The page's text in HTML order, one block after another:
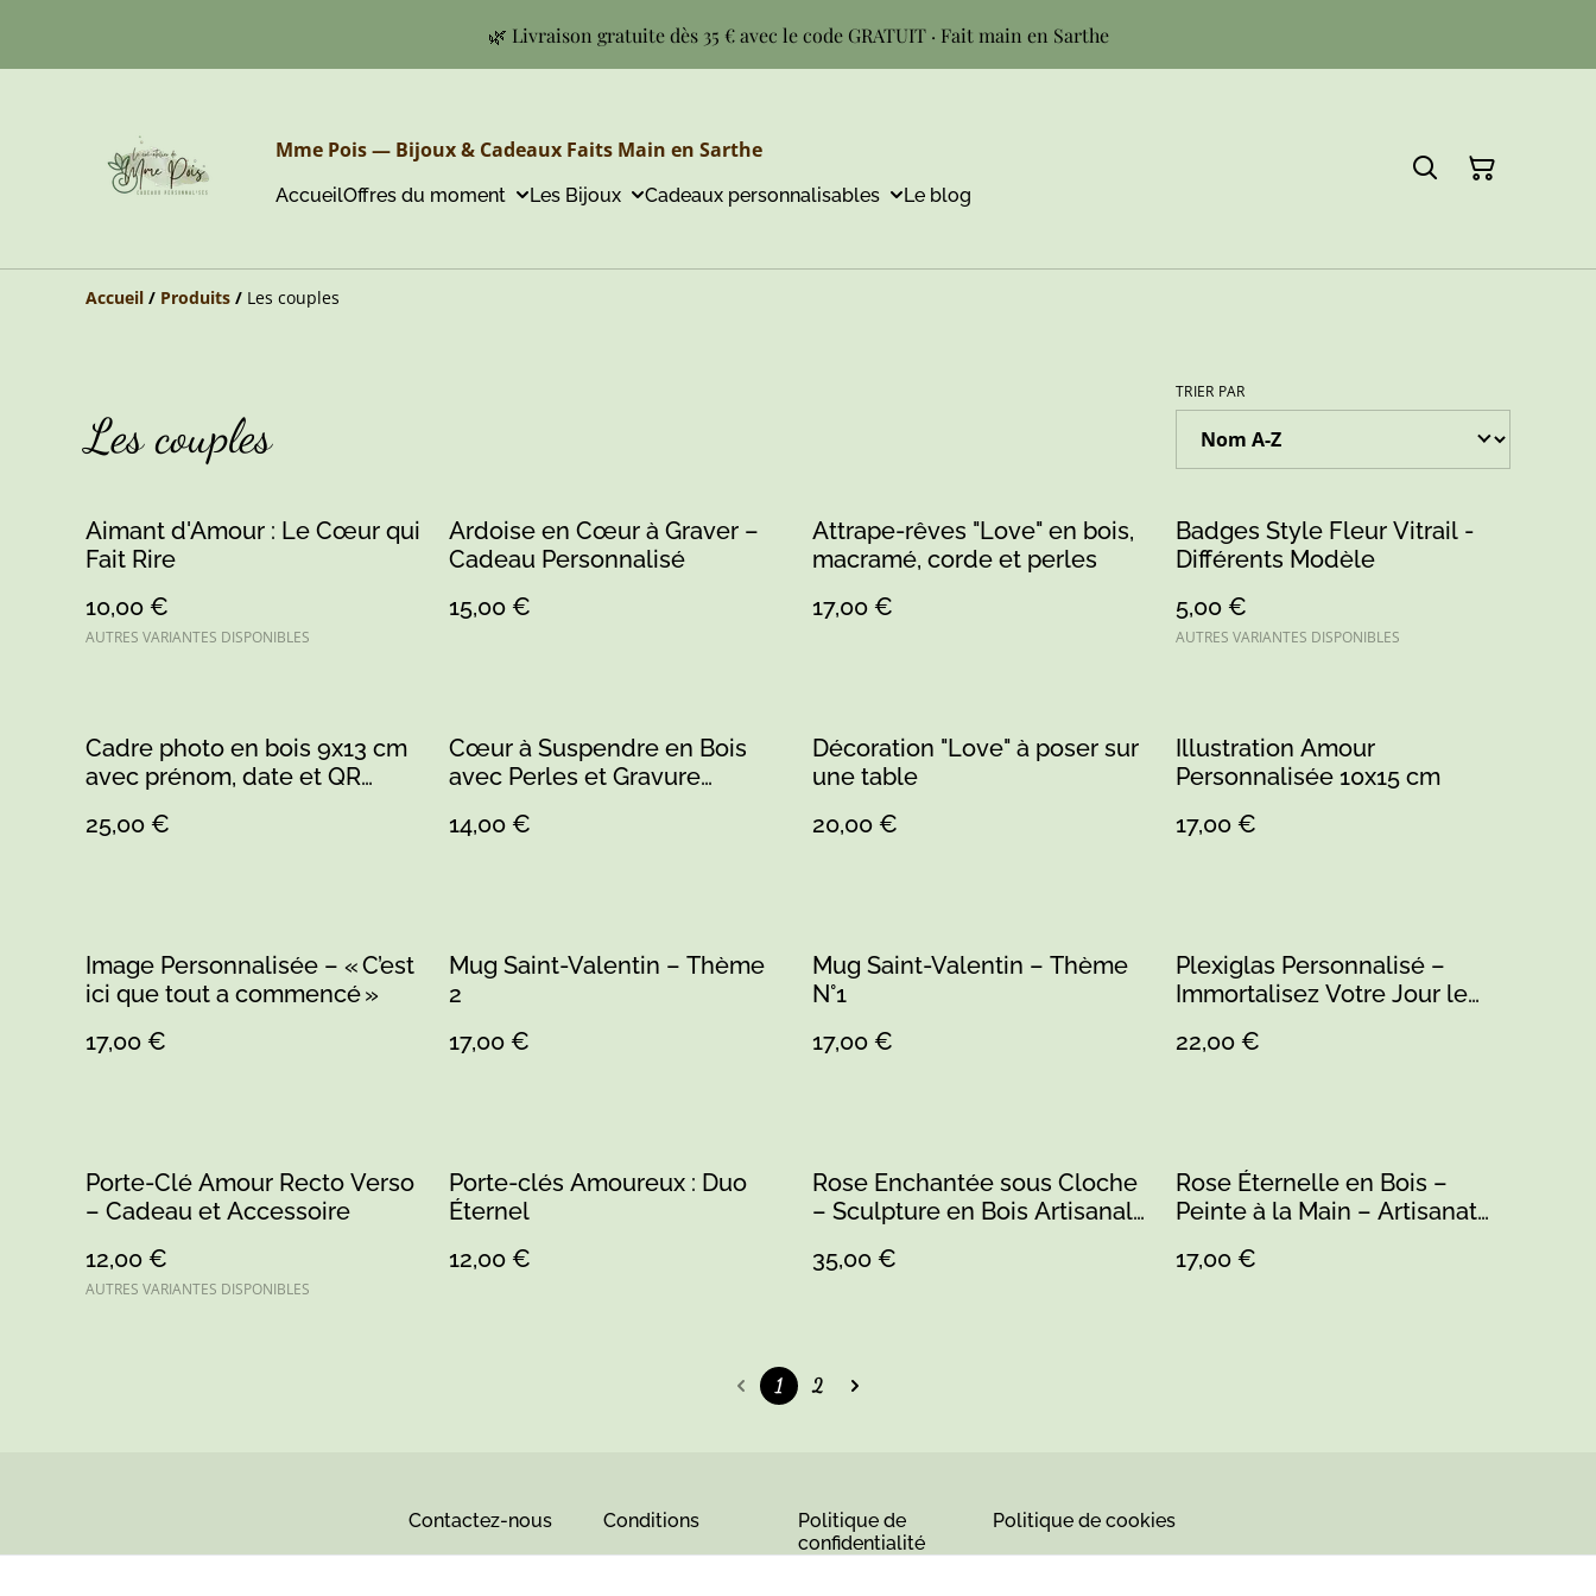
🌿 Livraison gratuite dès 35 € avec le code GRATUIT · Fait main en Sarthe
Mme Pois — Bijoux & Cadeaux Faits Main en Sarthe
AccueilOffres du moment Les Bijoux Cadeaux personnalisables Le blog
Accueil / Produits / Les couples
Les couples
TRIER PAR
Aimant d'Amour : Le Cœur qui
Fait Rire
10,00 €
AUTRES VARIANTES DISPONIBLES
Ardoise en Cœur à Graver –
Cadeau Personnalisé
15,00 €
Attrape-rêves "Love" en bois,
macramé, corde et perles
17,00 €
Badges Style Fleur Vitrail -
Différents Modèle
5,00 €
AUTRES VARIANTES DISPONIBLES
Cadre photo en bois 9x13 cm
avec prénom, date et QR
mesure
25,00 €
Cœur à Suspendre en Bois
avec Perles et Gravure
14,00 €
Décoration "Love" à poser sur
une table
20,00 €
Illustration Amour
Personnalisée 10x15 cm
17,00 €
Image Personnalisée – « C’est
ici que tout a commencé »
17,00 €
Mug Saint-Valentin – Thème
2
17,00 €
Mug Saint-Valentin – Thème
N°1
17,00 €
Plexiglas Personnalisé –
Immortalisez Votre Jour le
22,00 €
Porte-Clé Amour Recto Verso
– Cadeau et Accessoire
12,00 €
AUTRES VARIANTES DISPONIBLES
Porte-clés Amoureux : Duo
Éternel
12,00 €
Rose Enchantée sous Cloche
– Sculpture en Bois Artisanale
35,00 €
Rose Éternelle en Bois –
Peinte à la Main – Artisanat
17,00 €
1 2
Contactez-nous Conditions
Politique de
confidentialité
Politique de cookies